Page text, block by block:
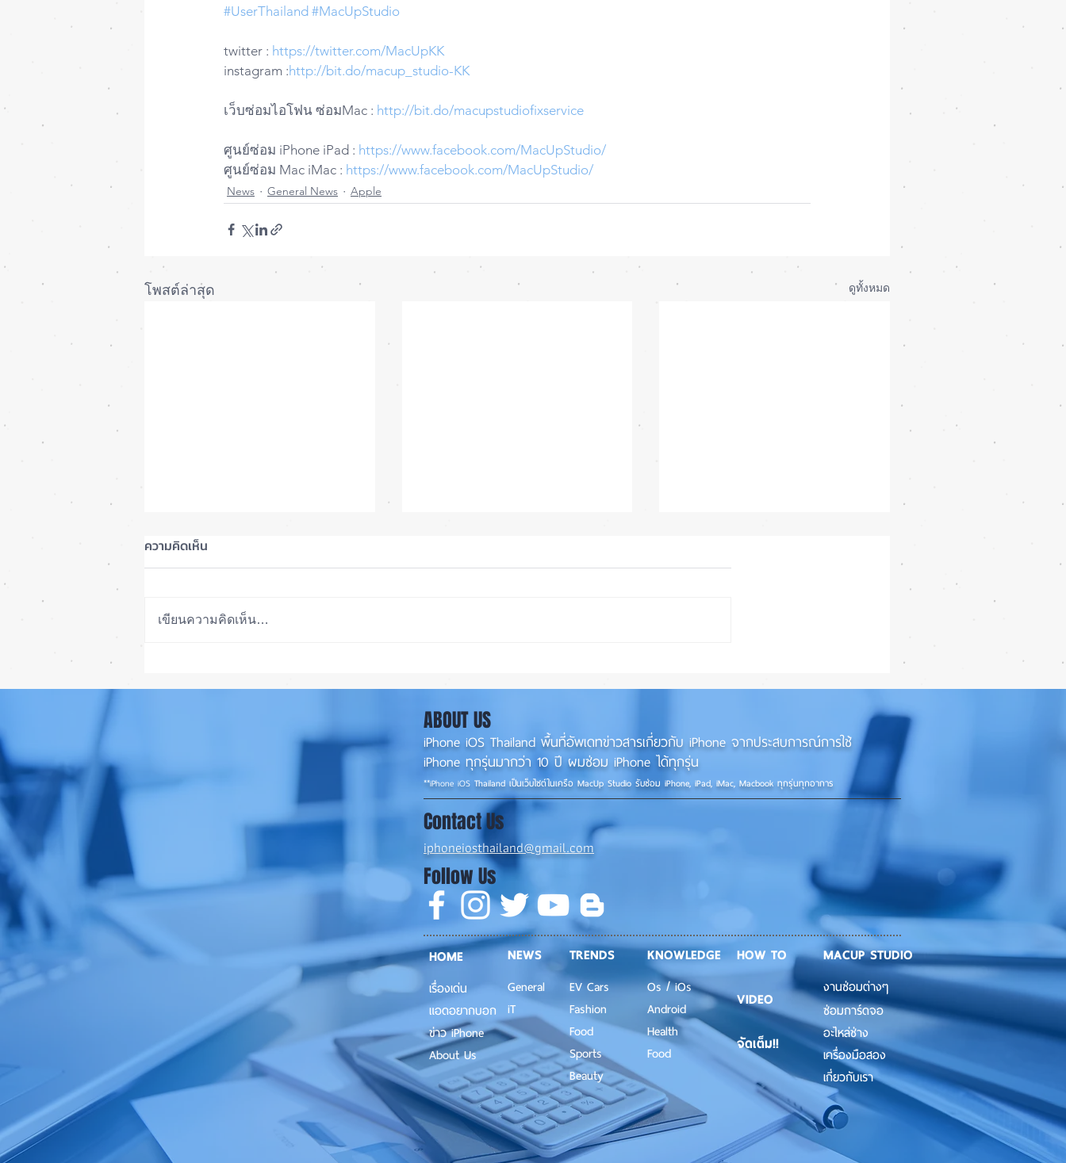
#UserThailand #MacUpStudio
twitter : https://twitter.com/MacUpKK
instagram :http://bit.do/macup_studio-KK
เว็บซ่อมไอโฟน ซ่อมMac : http://bit.do/macupstudiofixservice
ศูนย์ซ่อม iPhone iPad : https://www.facebook.com/MacUpStudio/
ศูนย์ซ่อม Mac iMac : https://www.facebook.com/MacUpStudio/
News General News Apple
โพสต์ล่าสุด ดูทั้งหมด
📱
หรือ Ultra 📱
พร้อมแก้บั๊กชุดใหญ่ เตรียมความ
ความคิดเห็น
เขียนความคิดเห็น…
ABOUT US
iPhone iOS Thailand พื้นที่อัพเดทข่าวสารเกี่ยวกับ iPhone จากประสบการณ์การใช้
iPhone ทุกรุ่นมากว่า 10 ปี ผมซ่อม iPhone ได้ทุกรุ่น
**iPhone iOS Thailand เป็นเว็บไซต์ในเครือ MacUp Studio รับซ่อม iPhone, iPad, iMac, Macbook ทุกรุ่นทุกอาการ
Contact Us
iphoneiosthailand@gmail.com
Follow Us
HOME
เรื่องเด่น
แอดอยากบอก
ข่าว iPhone
About Us
NEWS
General
iT
TRENDS
EV Cars
Fashion
Food
Sports
Beauty
KNOWLEDGE
Os / iOs
Android
Health
Food
จัดเต็ม!!
HOW TO
VIDEO
MACUP STUDIO
งานซ่อมต่างๆ
ซ่อมการ์ดจอ
อะไหล่ช่าง
เครื่องมือสอง
เกี่ยวกับเรา